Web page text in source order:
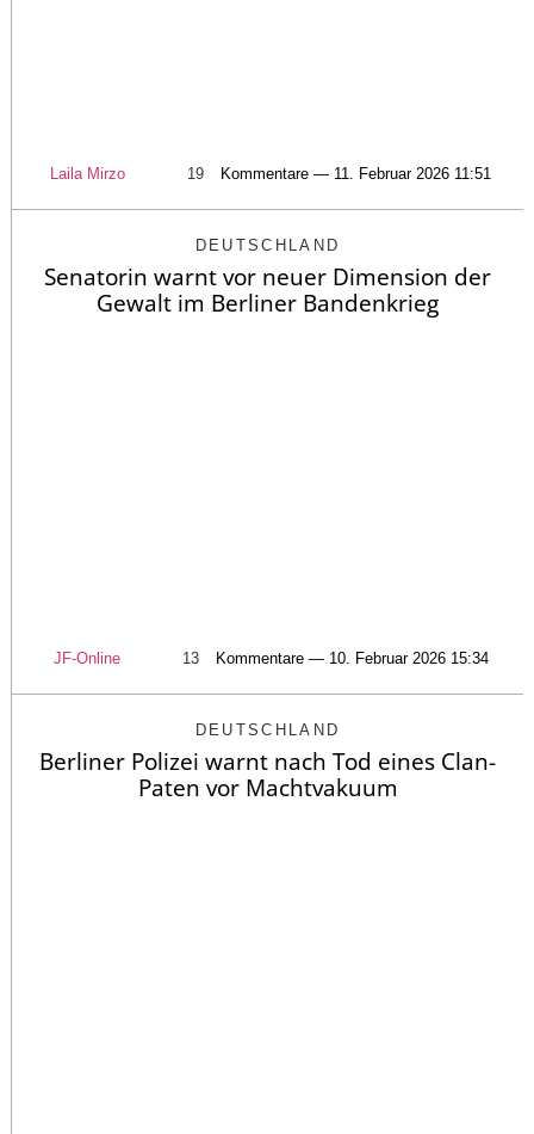
Laila Mirzo 19 Kommentare — 11. Februar 2026 11:51
DEUTSCHLAND
Senatorin warnt vor neuer Dimension der
Gewalt im Berliner Bandenkrieg
JF-Online 13 Kommentare — 10. Februar 2026 15:34
DEUTSCHLAND
Berliner Polizei warnt nach Tod eines Clan-
Paten vor Machtvakuum